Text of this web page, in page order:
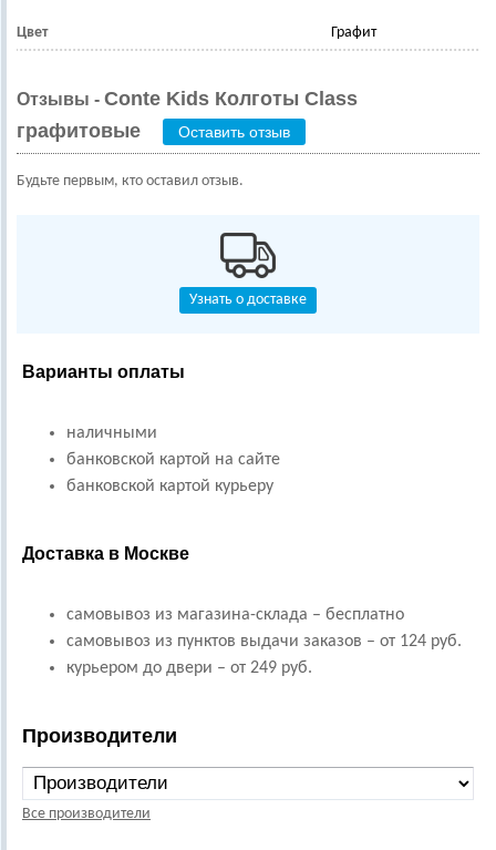
Цвет Графит
Отзывы - Conte Kids Колготы Class
графитовые
Оставить отзыв
Будьте первым, кто оставил отзыв.
Узнать о доставке
Варианты оплаты
наличными
банковской картой на сайте
банковской картой курьеру
Доставка в Москве
самовывоз из магазина-склада – бесплатно
самовывоз из пунктов выдачи заказов – от 124 руб.
курьером до двери – от 249 руб.
Производители
Все производители